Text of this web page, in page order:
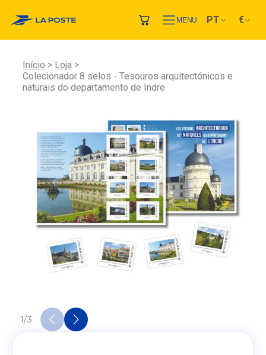
MENU PT €
Início
Loja
Colecionador 8 selos - Tesouros arquitectónicos e
naturais do departamento de Indre
1/3